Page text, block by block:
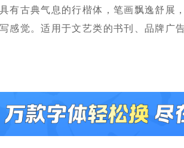
有古典气息的行楷体，笔画飘逸舒展
感觉。适用于文艺类的书刊、品牌广